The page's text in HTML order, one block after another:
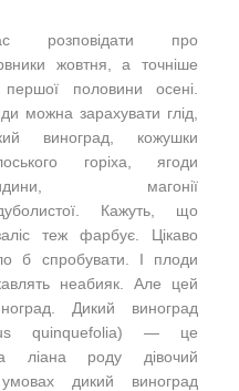
розповідати про
жовтня, а точніше
половини осені.
можна зарахувати глід,
виноград, кожушки
горіха, ягоди
магонії
Кажуть, що
теж фарбує. Цікаво
б спробувати. І плоди
неабияк. Але цей
Дикий виноград
quinquefolia) — це
ліана роду дівочий
дикий виноград